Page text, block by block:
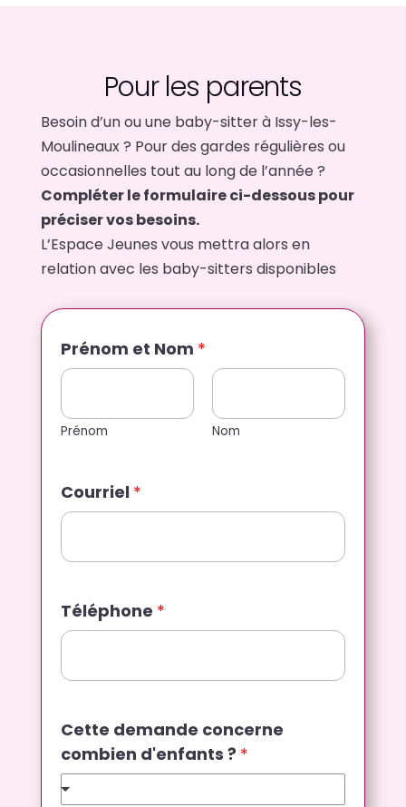
Pour les parents
Besoin d’un ou une baby-sitter à Issy-les-
Moulineaux ? Pour des gardes régulières ou
occasionnelles tout au long de l’année ?
Compléter le formulaire ci-dessous pour
préciser vos besoins.
L’Espace Jeunes vous mettra alors en
relation avec les baby-sitters disponibles
Prénom et Nom *
Prénom Nom
F
r
n
v
o
d
e
n
f
a
Courriel *
Téléphone *
Cette demande concerne
combien d'enfants ? *